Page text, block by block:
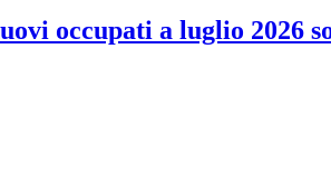
occupati a luglio 2026